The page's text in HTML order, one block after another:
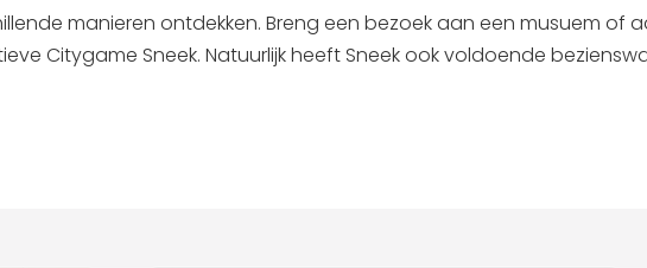
Other languages
manieren ontdekken. Breng een bezoek aan een musuem of
Citygame Sneek. Natuurlijk heeft Sneek ook voldoende